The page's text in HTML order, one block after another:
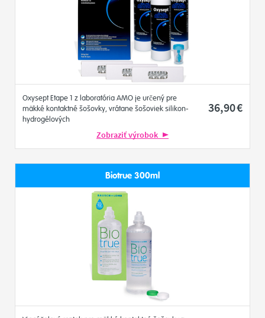
Oxysept Etape 1 z laboratória AMO je určený pre
mäkké kontaktné šošovky, vrátane šošoviek silikon-
hydrogélových
36,90€
Zobraziť výrobok
Biotrue 300ml